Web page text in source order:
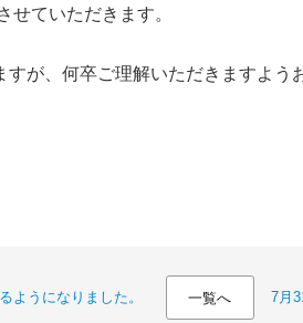
せていただきます。
が、何卒ご理解いただきますよう
ようになりました。 一覧へ 7月